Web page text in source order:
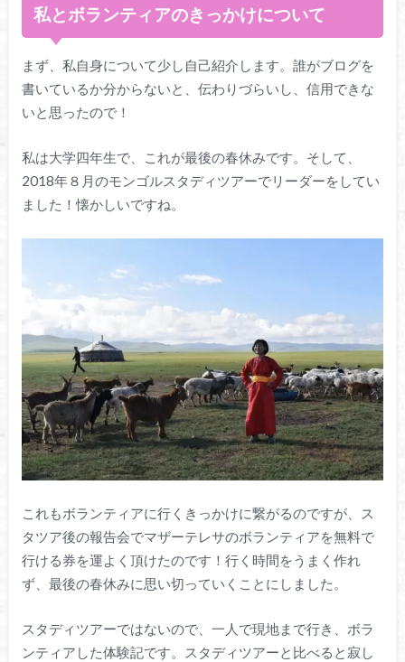
私とボランティアのきっかけについて
まず、私自身について少し自己紹介します。誰がブログを
書いているか分からないと、伝わりづらいし、信用できな
いと思ったので！
私は大学四年生で、これが最後の春休みです。そして、
2018年８月のモンゴルスタディツアーでリーダーをしてい
ました！懐かしいですね。
これもボランティアに行くきっかけに繋がるのですが、ス
タツア後の報告会でマザーテレサのボランティアを無料で
行ける券を運よく頂けたのです！行く時間をうまく作れ
ず、最後の春休みに思い切っていくことにしました。
スタディツアーではないので、一人で現地まで行き、ボラ
ンティアした体験記です。スタディツアーと比べると寂し